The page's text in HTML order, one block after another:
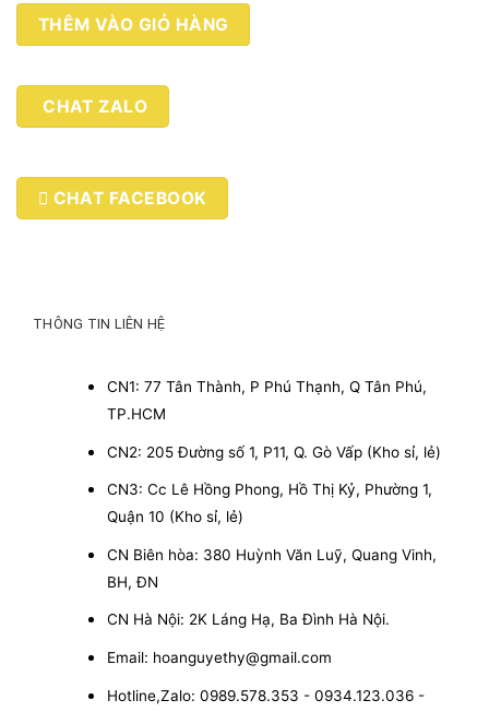
vọng
số
lượng
THÊM VÀO GIỎ HÀNG
CHAT ZALO
CHAT FACEBOOK
THÔNG TIN LIÊN HỆ
CN1: 77 Tân Thành, P Phú Thạnh, Q Tân Phú,
TP.HCM
CN2: 205 Đường số 1, P11, Q. Gò Vấp (Kho sỉ, lẻ)
CN3: Cc Lê Hồng Phong, Hồ Thị Kỷ, Phường 1,
Quận 10 (Kho sỉ, lẻ)
CN Biên hòa: 380 Huỳnh Văn Luỹ, Quang Vinh,
BH, ĐN
CN Hà Nội: 2K Láng Hạ, Ba Đình Hà Nội.
Email: hoanguyethy@gmail.com
Hotline,Zalo: 0989.578.353 - 0934.123.036 -